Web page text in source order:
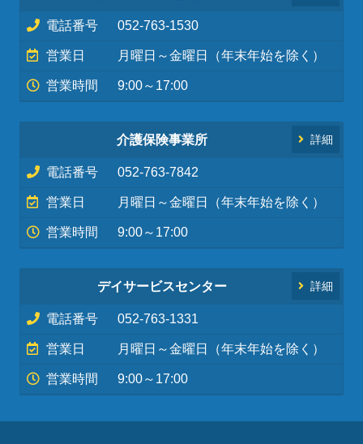
電話番号 052-763-1530
営業日 月曜日～金曜日（年末年始を除く）
営業時間 9:00～17:00
介護保険事業所 詳細
電話番号 052-763-7842
営業日 月曜日～金曜日（年末年始を除く）
営業時間 9:00～17:00
デイサービスセンター 詳細
電話番号 052-763-1331
営業日 月曜日～金曜日（年末年始を除く）
営業時間 9:00～17:00